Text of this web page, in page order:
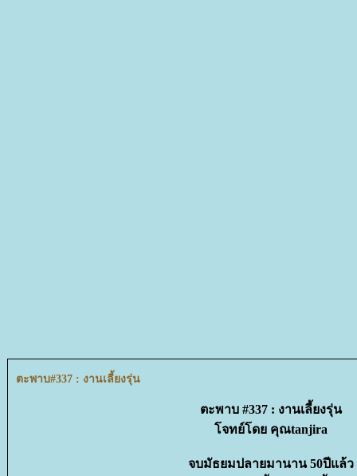
ตะพาบ#337 : งานเลี้ยงรุ่น
ตะพาบ #337 : งานเลี้ยงรุ่น
จทย์โดย คุณtanjira
จบมัธยมปลายมานาน 50ปีแล้ว